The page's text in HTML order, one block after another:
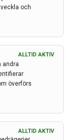
och
ALLTID AKTIV
andra
överförs
ALLTID AKTIV
demens
att drabbas
demens.
som
and